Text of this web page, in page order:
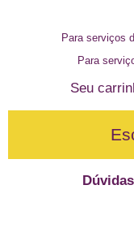
Para serviços
Para
Seu